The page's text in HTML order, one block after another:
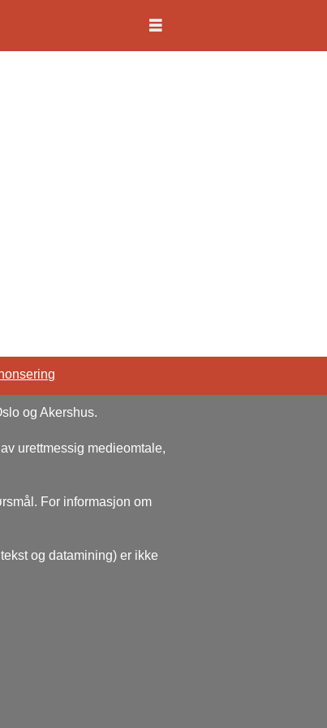
og Akershus.
urettmessig medieomtale,
For informasjon om
og datamining) er ikke